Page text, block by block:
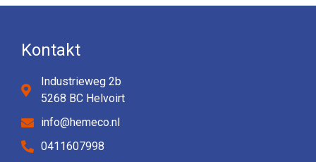
Kontakt
Industrieweg 2b
5268 BC Helvoirt
info@hemeco.nl
0411607998